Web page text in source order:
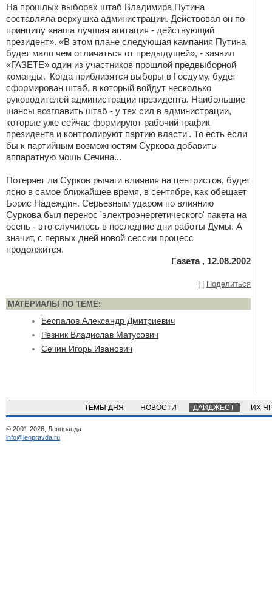
На прошлых выборах штаб Владимира Путина
составляла верхушка администрации. Действовал он по
принципу «наша лучшая агитация - действующий
президент». «В этом плане следующая кампания Путина
будет мало чем отличаться от предыдущей», - заявил
«ГАЗЕТЕ» один из участников прошлой предвыборной
команды. 'Когда приблизятся выборы в Госдуму, будет
сформирован штаб, в который войдут несколько
руководителей администрации президента. Наибольшие
шансы возглавить штаб - у тех сил в администрации,
которые уже сейчас формируют рабочий график
президента и контролируют партию власти'. То есть если
бы к партийным возможностям Суркова добавить
аппаратную мощь Сечина...
Потеряет ли Сурков рычаги влияния на центристов, будет
ясно в самое ближайшее время, в сентябре, как обещает
Борис Надеждин. Серьезным ударом по влиянию
Суркова был перенос 'электроэнергетического' пакета на
осень - это случилось в последние дни работы Думы. А
значит, с первых дней новой сессии процесс
продолжится.
Газета , 12.08.2002
Поделиться
МАТЕРИАЛЫ ПО ТЕМЕ:
Беспалов Александр Дмитриевич
Резник Владислав Матусович
Сечин Игорь Иванович
ТЕМЫ ДНЯ НОВОСТИ ДАЙДЖЕСТ ИХ
© 2001-2026, Ленправда
info@lenpravda.ru